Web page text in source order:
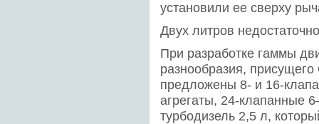
установили ее сверху
Двух литров недостаточно
При разработке гаммы
разнообразия,
предложены 8- и 16-
агрегаты, 24-клапанные
турбодизель 2,5 л,